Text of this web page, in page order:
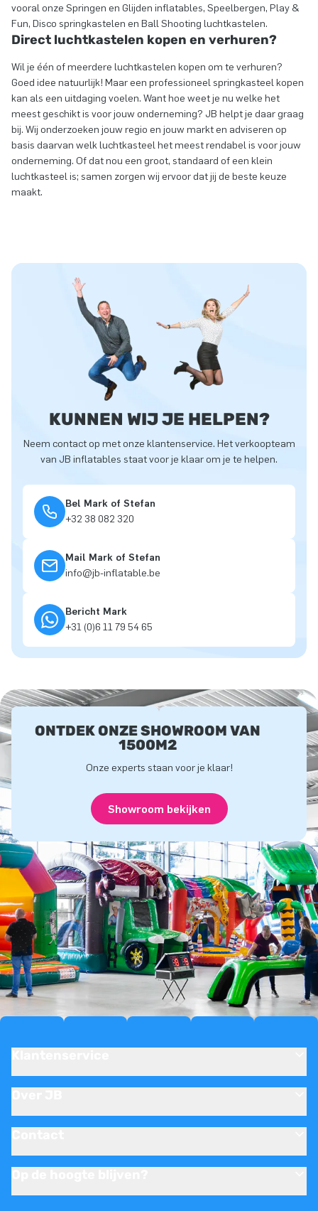
vooral onze Springen en Glijden inflatables, Speelbergen, Play &
Fun, Disco springkastelen en Ball Shooting luchtkastelen.
Direct luchtkastelen kopen en verhuren?
Wil je één of meerdere luchtkastelen kopen om te verhuren?
Goed idee natuurlijk! Maar een professioneel springkasteel kopen
kan als een uitdaging voelen. Want hoe weet je nu welke het
meest geschikt is voor jouw onderneming? JB helpt je daar graag
bij. Wij onderzoeken jouw regio en jouw markt en adviseren op
basis daarvan welk luchtkasteel het meest rendabel is voor jouw
onderneming. Of dat nou een groot, standaard of een klein
luchtkasteel is; samen zorgen wij ervoor dat jij de beste keuze
maakt.
KUNNEN WIJ JE HELPEN?
Neem contact op met onze klantenservice. Het verkoopteam
van JB inflatables staat voor je klaar om je te helpen.
Bel Mark of Stefan
+32 38 082 320
Mail Mark of Stefan
info@jb-inflatable.be
Bericht Mark
+31 (0)6 11 79 54 65
ONTDEK ONZE SHOWROOM VAN
1500M2
Onze experts staan voor je klaar!
Showroom bekijken